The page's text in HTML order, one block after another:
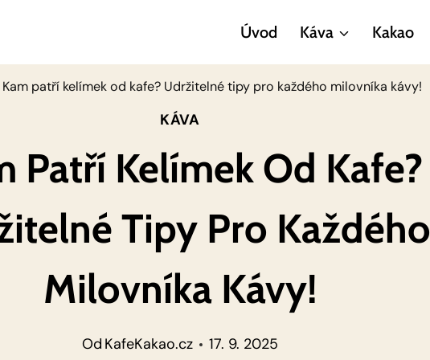
Úvod Káva Kakao
Kam patří kelímek od kafe? Udržitelné tipy pro každého milovníka kávy!
KÁVA
Patří Kelímek Od Kafe?
Tipy Pro Každého
Milovníka Kávy!
Od KafeKakao.cz 17. 9. 2025